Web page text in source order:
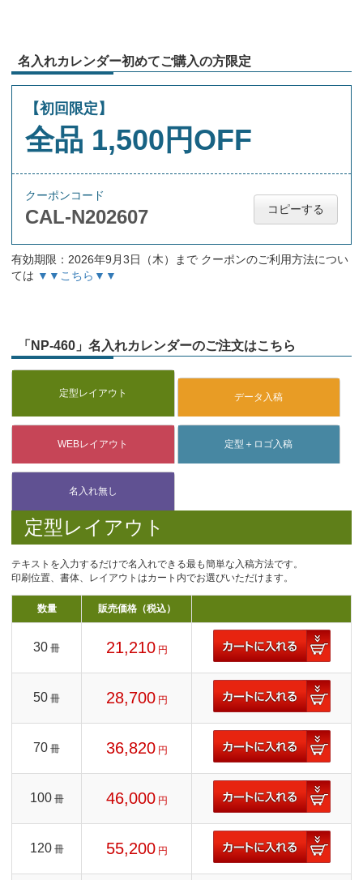
名入れカレンダー初めてご購入の方限定
【初回限定】
全品 1,500円OFF
クーポンコード
CAL-N202607 コピーする
有効期限：2026年9月3日（木）まで クーポンのご利用方法につい
ては ▼▼こちら▼▼
「NP-460」名入れカレンダーのご注文はこちら
定型レイアウト
テキストを入力するだけで名入れできる最も簡単な入稿方法です。
印刷位置、書体、レイアウトはカート内でお選びいただけます。
数量 販売価格（税込）
30 冊 21,210 円
50 冊 28,700 円
70 冊 36,820 円
100 冊 46,000 円
120 冊 55,200 円